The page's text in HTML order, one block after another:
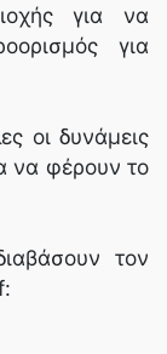
για να
για
οι δυνάμεις
να φέρουν το
τον